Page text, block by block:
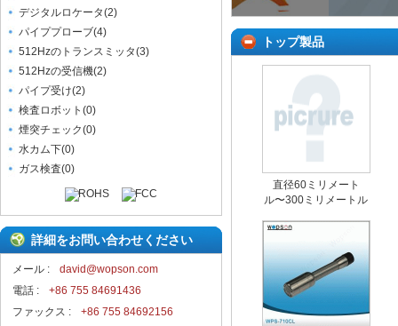
デジタルロケータ(2)
パイププローブ(4)
512Hzのトランスミッタ(3)
512Hzの受信機(2)
パイプ受け(2)
検査ロボット (0)
煙突チェック(0)
水カム下(0)
ガス検査(0)
詳細をお問い合わせください
メール :
david@wopson.com
電話 :
+86 755 84691436
ファックス :
+86 755 84692156
トップ製品
直径60ミリメート
ル〜300ミリメートル
ドパンチルト下水道検